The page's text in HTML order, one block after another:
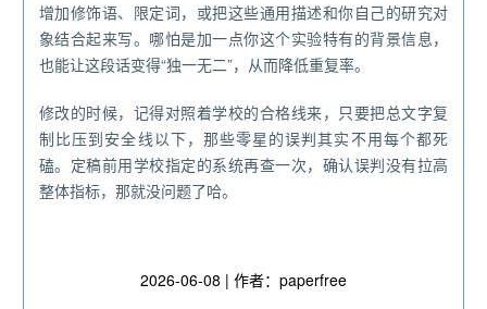
增加修饰语、限定词，或把这些通用描述和你自己的研究对
象结合起来写。哪怕是加一点你这个实验特有的背景信息，
也能让这段话变得“独一无二”，从而降低重复率。
修改的时候，记得对照着学校的合格线来，只要把总文字复
制比压到安全线以下，那些零星的误判其实不用每个都死
磕。定稿前用学校指定的系统再查一次，确认误判没有拉高
整体指标，那就没问题了哈。
2026-06-08 | 作者：paperfree